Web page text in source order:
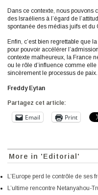
Dans ce contexte, nous pouvons
des Israéliens à l’égard de
spontanée des médias juifs et du
Enfin, c’est bien regrettable que
pour pouvoir accélérer
contexte malheureux, la France
ou le rôle d’influence comme
sincèrement le processus de paix.
Freddy Eytan
Partagez cet article:
Email Print
More in 'Editorial'
L’Europe perd le contrôle de ses
L’ultime rencontre Netanyahou-